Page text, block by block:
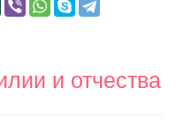
и отчества